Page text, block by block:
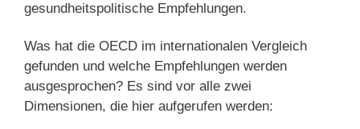
gesundheitspolitische Empfehlungen.
Was hat die OECD im internationalen Vergleich
gefunden und welche Empfehlungen werden
ausgesprochen? Es sind vor alle zwei
Dimensionen, die hier aufgerufen werden: